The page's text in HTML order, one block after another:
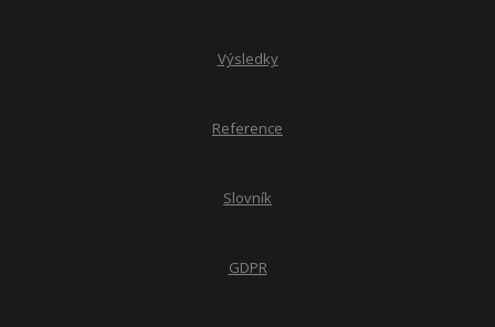
Výsledky
Reference
Slovník
GDPR